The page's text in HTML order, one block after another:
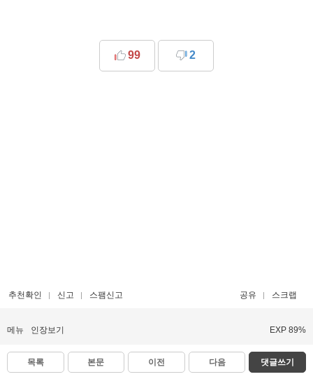
99 2
추천확인 신고 스팸신고 공유 스크랩
메뉴 인장보기 EXP 89%
목록 본문 이전 다음 댓글쓰기